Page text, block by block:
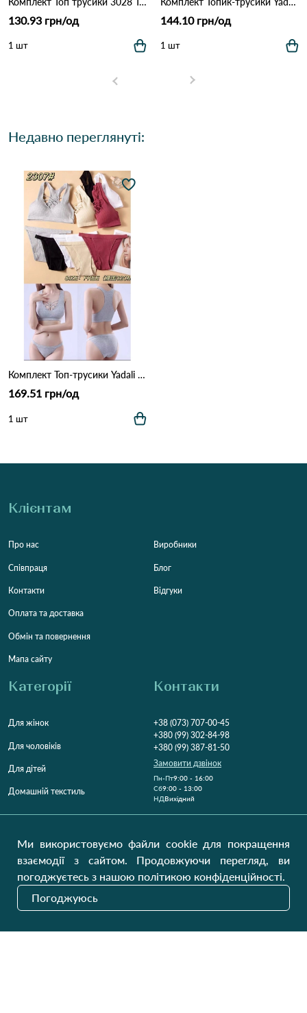
130.93 грн/од
1 шт
144.10 грн/од
1 шт
Недавно переглянуті:
Комплект Топ-трусики Yadali 2307 Різні кольори
169.51 грн/од
1 шт
Клієнтам
Про нас
Співпраця
Контакти
Оплата та доставка
Обмін та повернення
Мапа сайту
Виробники
Блог
Відгуки
Категорії
Для жінок
Для чоловіків
Для дітей
Домашній текстиль
Контакти
+38 (073) 707-00-45
+380 (99) 302-84-98
+380 (99) 387-81-50
Замовити дзвінок
Пн-Пт9:00 - 16:00
Cб9:00 - 13:00
НДВихідний
Наші оновлення
Ми використовуємо файли cookie для покращення
взаємодії з сайтом. Продовжуючи перегляд, ви
погоджуєтесь з нашою політикою конфіденційності.
Погоджуюсь